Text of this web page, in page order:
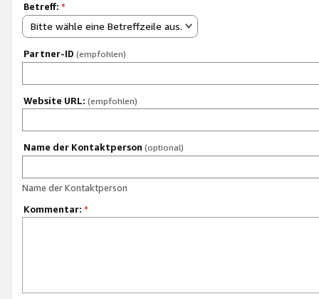
Betreff: *
Bitte wähle eine Betreffzeile aus.
Partner-ID (empfohlen)
Website URL: (empfohlen)
Name der Kontaktperson (optional)
Name der Kontaktperson
Kommentar: *